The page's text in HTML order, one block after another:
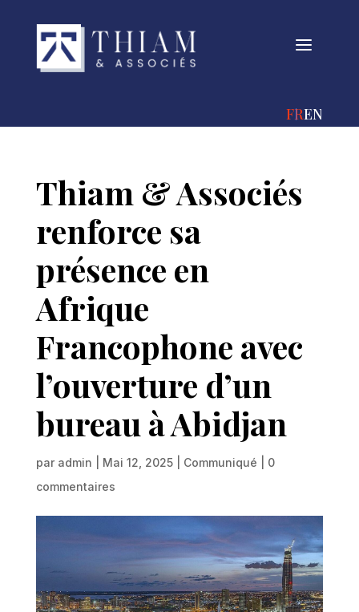
a
FRANÇAIS
Thiam & Associés
renforce sa
présence en
Afrique
Francophone avec
l’ouverture d’un
bureau à Abidjan
par admin Mai 12, 2025| Communiqué
0
commentaires